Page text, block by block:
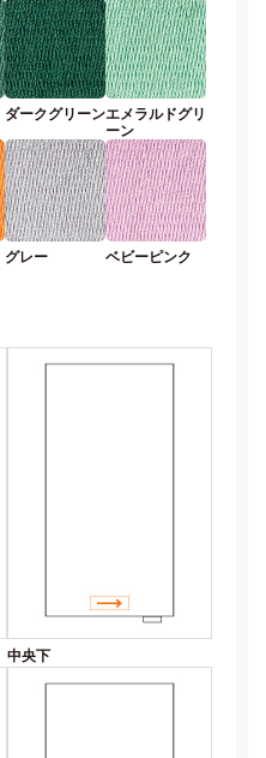
ダークグリーンエメラルドグリ
ーン
グレー ベビーピンク
中央下